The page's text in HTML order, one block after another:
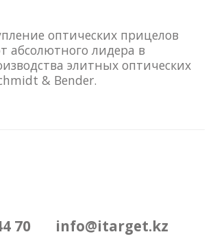
оптических прицелов
абсолютного лидера в
элитных оптических
& Bender.
70 info@itarget.kz